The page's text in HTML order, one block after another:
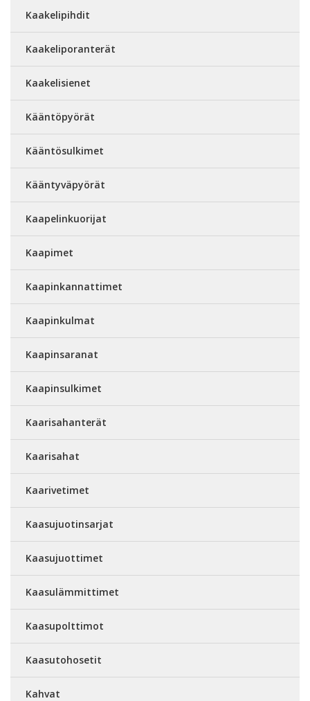
Kaakelipihdit
Kaakeliporanterät
Kaakelisienet
Kääntöpyörät
Kääntösulkimet
Kääntyväpyörät
Kaapelinkuorijat
Kaapimet
Kaapinkannattimet
Kaapinkulmat
Kaapinsaranat
Kaapinsulkimet
Kaarisahanterät
Kaarisahat
Kaarivetimet
Kaasujuotinsarjat
Kaasujuottimet
Kaasulämmittimet
Kaasupolttimot
Kaasutohosetit
Kahvat